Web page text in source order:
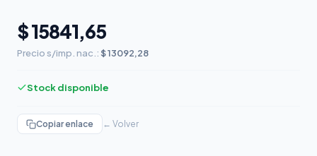
$ 15841,65
Precio s/imp. nac.: $ 13092,28
Stock disponible
Copiar enlace ← Volver